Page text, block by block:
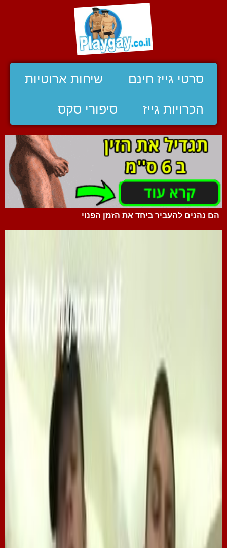
סרטי גייז חינם שיחות ארוטיות
הכרויות גייז סיפורי סקס
הם נהנים להעביר ביחד את הזמן הפנוי